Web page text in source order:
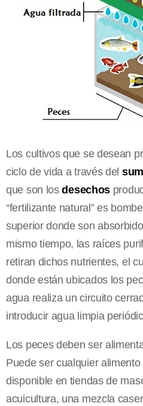
Los cultivos que se desean
ciclo de vida a través del
que son losdesechos
“fertilizante natural” es
superior donde son
mismo tiempo, las raíces
retiran dichos nutrientes, el
donde están ubicados los
agua realiza un circuito
introducir agua limpia
Los peces deben ser
Puede ser cualquier
disponible en tiendas de
acuicultura, una mezcla